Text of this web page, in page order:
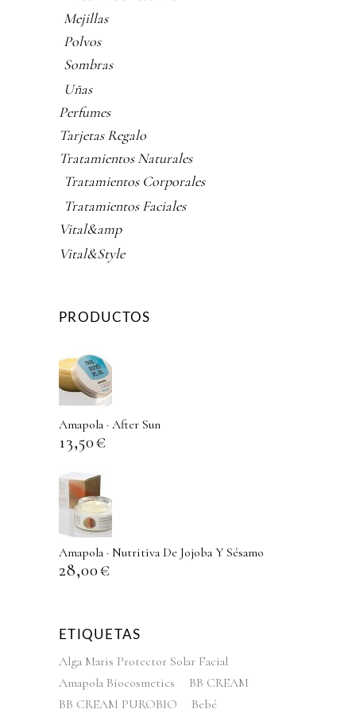
Mejillas
Polvos
Sombras
Uñas
Perfumes
Tarjetas Regalo
Tratamientos Naturales
Tratamientos Corporales
Tratamientos Faciales
Vital&amp
Vital&Style
PRODUCTOS
Amapola · After Sun
13,50€
Amapola · Nutritiva De Jojoba Y Sésamo
28,00€
ETIQUETAS
Alga Maris Protector Solar Facial
Amapola Biocosmetics
BB CREAM
BB CREAM PUROBIO
Bebé